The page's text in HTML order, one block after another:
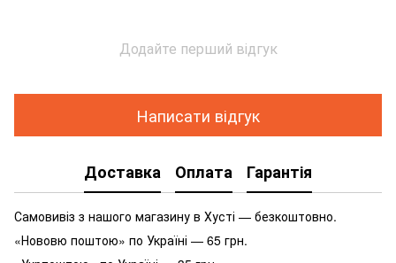
Додайте перший відгук
Написати відгук
Доставка Оплата Гарантія
Самовивіз з нашого магазину в Хусті — безкоштовно.
«Нововю поштою» по Україні — 65 грн.